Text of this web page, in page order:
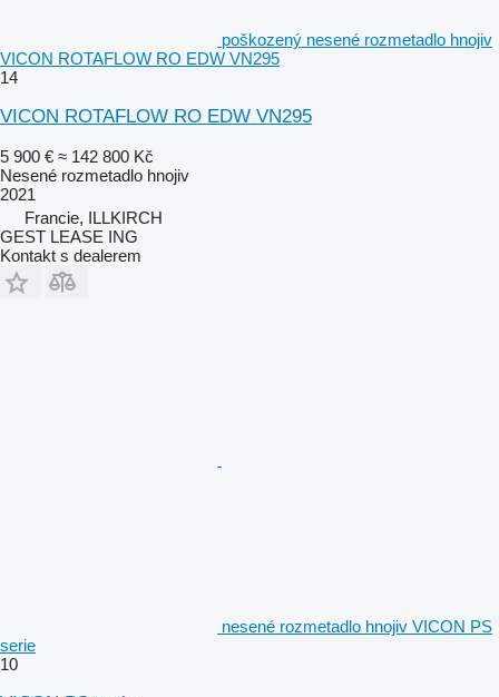
poškozený nesené rozmetadlo hnojiv
VICON ROTAFLOW RO EDW VN295
14
VICON ROTAFLOW RO EDW VN295
5 900 € ≈ 142 800 Kč
Nesené rozmetadlo hnojiv
2021
Francie, ILLKIRCH
GEST LEASE ING
Kontakt s dealerem
nesené rozmetadlo hnojiv VICON PS
serie
10